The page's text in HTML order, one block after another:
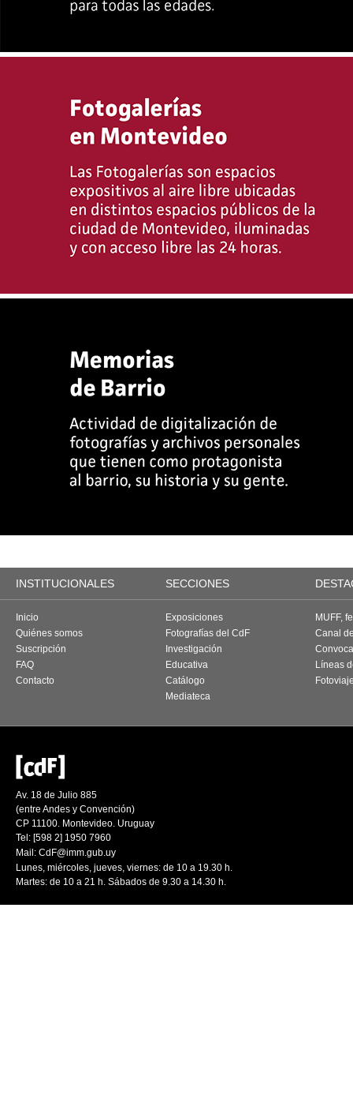
INSTITUCIONALES SECCIONES
Inicio
Quiénes somos
Suscripción
FAQ
Contacto
Exposiciones
Fotografías del CdF
Investigación
Educativa
Catálogo
Mediateca
MUFF,
Canal
Líneas
Av. 18 de Julio 885
(entre Andes y Convención)
CP 11100. Montevideo. Uruguay
Tel: [598 2] 1950 7960
Mail: CdF@imm.gub.uy
Lunes, miércoles, jueves, viernes: de 10 a 19.30 h.
Martes: de 10 a 21 h. Sábados de 9.30 a 14.30 h.